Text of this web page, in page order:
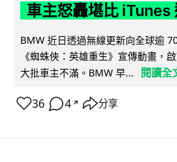
車主怒轟堪比 iTunes
BMW 近日透過無線更新向全球逾
《蜘蛛俠：英雄重生》宣傳動畫，
大批車主不滿。BMW 早...
閱讀全
36 4 ↗ 分享